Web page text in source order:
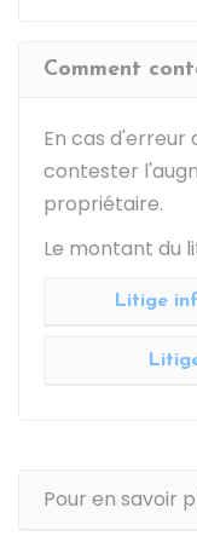
Comment
En cas d'erreur
contester
propriétaire.
Le montant du
Litige
Pour en savoir